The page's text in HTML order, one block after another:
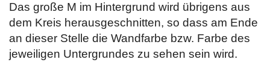
Das große M im Hintergrund wird übrigens aus
dem Kreis herausgeschnitten, so dass am Ende
an dieser Stelle die Wandfarbe bzw. Farbe des
jeweiligen Untergrundes zu sehen sein wird.